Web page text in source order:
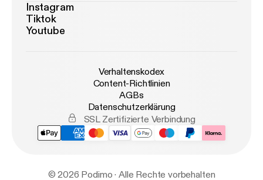
Instagram
Tiktok
Youtube
Verhaltenskodex
Content-Richtlinien
AGBs
Datenschutzerklärung
SSL Zertifizierte Verbindung
© 2026 Podimo · Alle Rechte vorbehalten